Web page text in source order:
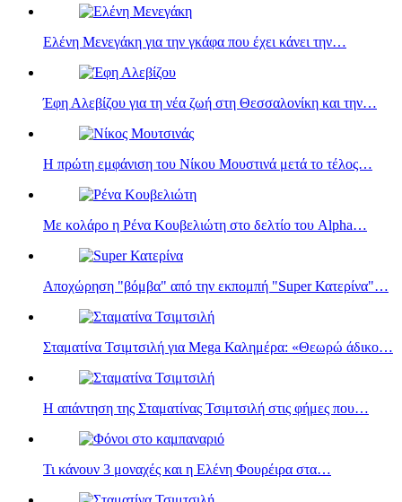
Ελένη Μενεγάκη για την γκάφα που έχει κάνει την…
Έφη Αλεβίζου για τη νέα ζωή στη Θεσσαλονίκη και την…
Η πρώτη εμφάνιση του Νίκου Μουστινά μετά το τέλος…
Με κολάρο η Ρένα Κουβελιώτη στο δελτίο του Alpha…
Αποχώρηση "βόμβα" από την εκπομπή "Super Κατερίνα"…
Σταματίνα Τσιμτσιλή για Mega Καλημέρα: «Θεωρώ άδικο…
Η απάντηση της Σταματίνας Τσιμτσιλή στις φήμες που…
Τι κάνουν 3 μοναχές και η Eλένη Φουρέιρα στα…